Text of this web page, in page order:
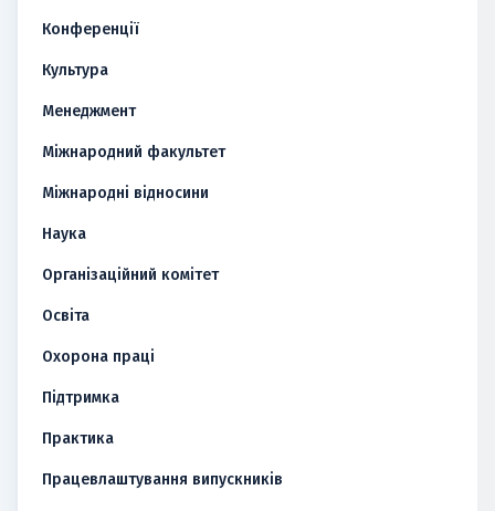
Конференції
Культура
Менеджмент
Міжнародний факультет
Міжнародні відносини
Наука
Організаційний комітет
Освіта
Охорона праці
Підтримка
Практика
Працевлаштування випускників